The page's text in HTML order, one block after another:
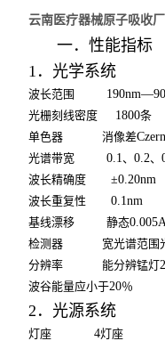
云南医疗器械原子吸收
一．性能指标
1 ．光学系统
波长范围
光栅刻线密度 1800条
单色器
消像差
光谱带宽 0.1、0.2、
波长精确度 ±0.20nm
波长重复性 0.1nm
基线漂移
静态
检测器
宽光谱范围
分辨率
能分辨锰灯
波谷能量应小于20％
2 ．光源系统
灯座 4灯座